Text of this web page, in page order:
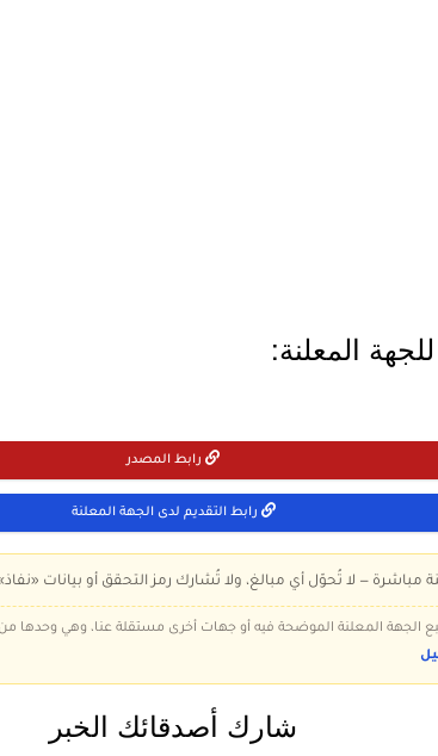
المعلنة:
رابط المصدر
رابط التقديم لدى الجهة المعلنة
مباشرة — لا تُحوّل أي مبالغ، ولا تُشارك رمز التحقق أو بيانات
تتبع الجهة المعلنة الموضحة فيه أو جهات أخرى مستقلة عنا، وهي
شارك أصدقائك الخبر